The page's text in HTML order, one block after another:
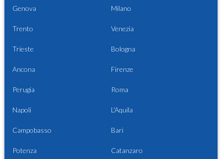
Genova Milano
Trento Venezia
Trieste Bologna
Ancona Firenze
Perugia Roma
Napoli L'Aquila
Campobasso Bari
Potenza Catanzaro